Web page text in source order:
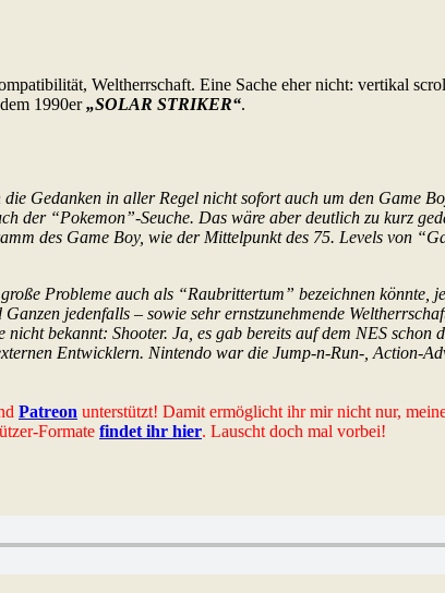
Weltherrschaft. Eine Sache eher nicht: vertikal
1990er„SOLAR STRIKER“.
Gedanken in aller Regel nicht sofort auch um den Game
“Pokemon”-Seuche. Das wäre aber deutlich zu kurz
des Game Boy, wie der Mittelpunkt des 75. Levels von
Probleme auch als “Raubrittertum” bezeichnen könnte,
jedenfalls – sowie sehr ernstzunehmende
bekannt: Shooter. Ja, es gab bereits auf dem NES schon
Entwicklern. Nintendo war die Jump-n-Run-, Action-
Patreon unterstützt! Damit ermöglicht ihr mir nicht nur,
Formate findet ihr hier. Lauscht doch mal vorbei!